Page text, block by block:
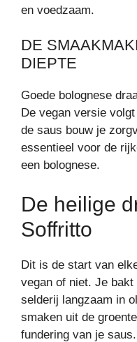
en voedzaam.
DE
DIEPTE
Goede bolognese
De vegan versie
de saus bouw je
essentieel voor de
een bolognese.
De heilige
Soffritto
Dit is de start van
vegan of niet. Je
selderij langzaam in
smaken uit de
fundering van je